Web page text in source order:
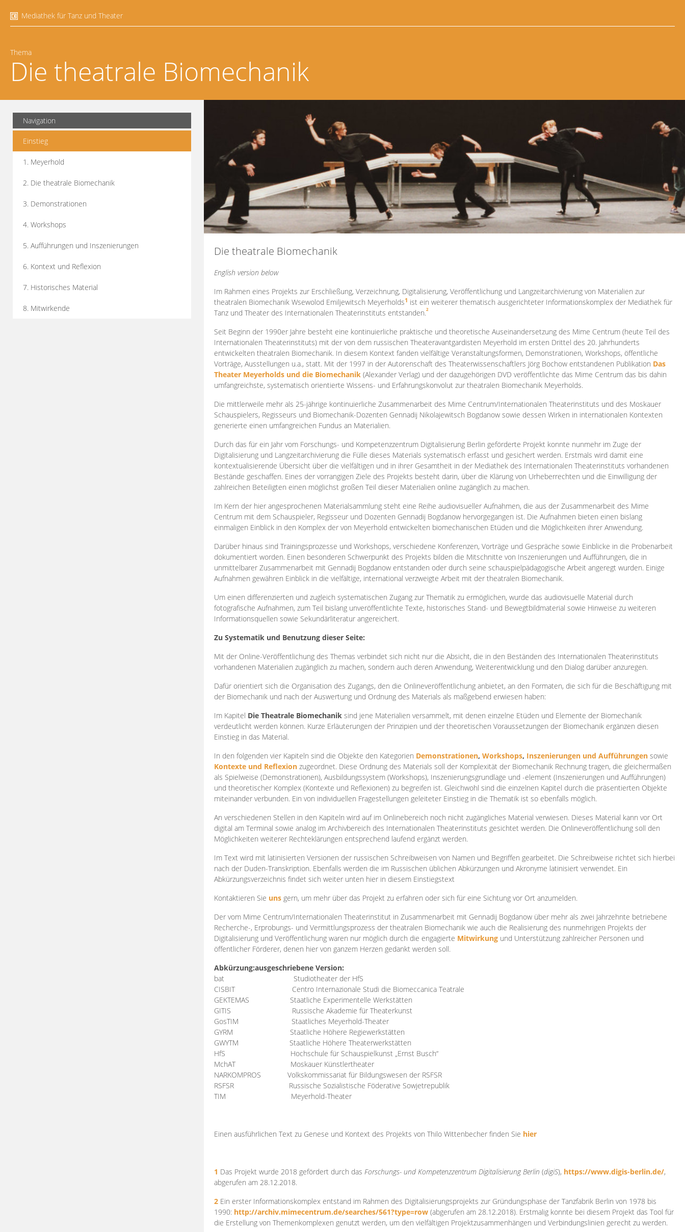
Mediathek für Tanz und Theater
Thema
Die theatrale Biomechanik
Navigation
Einstieg
1. Meyerhold
2. Die theatrale Biomechanik
3. Demonstrationen
4. Workshops
5. Aufführungen und Inszenierungen
6. Kontext und Reflexion
7. Historisches Material
8. Mitwirkende
Die theatrale Biomechanik
English version below
Im Rahmen eines Projekts zur Erschließung, Verzeichnung, Digitalisierung, Veröffentlichung und Langzeitarchivierung von Materialien zur
theatralen Biomechanik Wsewolod Emiljewitsch Meyerholds1 ist ein weiterer thematisch ausgerichteter Informationskomplex der Mediathek für
Tanz und Theater des Internationalen Theaterinstituts entstanden.2
Seit Beginn der 1990er Jahre besteht eine kontinuierliche praktische und theoretische Auseinandersetzung des Mime Centrum (heute Teil des
Internationalen Theaterinstituts) mit der von dem russischen Theateravantgardisten Meyerhold im ersten Drittel des 20. Jahrhunderts
entwickelten theatralen Biomechanik. In diesem Kontext fanden vielfältige Veranstaltungsformen, Demonstrationen, Workshops, öffentliche
Vorträge, Ausstellungen u.a., statt. Mit der 1997 in der Autorenschaft des Theaterwissenschaftlers Jörg Bochow entstandenen Publikation Das
Theater Meyerholds und die Biomechanik (Alexander Verlag) und der dazugehörigen DVD veröffentlichte das Mime Centrum das bis dahin
umfangreichste, systematisch orientierte Wissens- und Erfahrungskonvolut zur theatralen Biomechanik Meyerholds.
Die mittlerweile mehr als 25-jährige kontinuierliche Zusammenarbeit des Mime Centrum/Internationalen Theaterinstituts und des Moskauer
Schauspielers, Regisseurs und Biomechanik-Dozenten Gennadij Nikolajewitsch Bogdanow sowie dessen Wirken in internationalen Kontexten
generierte einen umfangreichen Fundus an Materialien.
Durch das für ein Jahr vom Forschungs- und Kompetenzzentrum Digitalisierung Berlin geförderte Projekt konnte nunmehr im Zuge der
Digitalisierung und Langzeitarchivierung die Fülle dieses Materials systematisch erfasst und gesichert werden. Erstmals wird damit eine
kontextualisierende Übersicht über die vielfältigen und in ihrer Gesamtheit in der Mediathek des Internationalen Theaterinstituts vorhandenen
Bestände geschaffen. Eines der vorrangigen Ziele des Projekts besteht darin, über die Klärung von Urheberrechten und die Einwilligung der
zahlreichen Beteiligten einen möglichst großen Teil dieser Materialien online zugänglich zu machen.
Im Kern der hier angesprochenen Materialsammlung steht eine Reihe audiovisueller Aufnahmen, die aus der Zusammenarbeit des Mime
Centrum mit dem Schauspieler, Regisseur und Dozenten Gennadij Bogdanow hervorgegangen ist. Die Aufnahmen bieten einen bislang
einmaligen Einblick in den Komplex der von Meyerhold entwickelten biomechanischen Etüden und die Möglichkeiten ihrer Anwendung.
Darüber hinaus sind Trainingsprozesse und Workshops, verschiedene Konferenzen, Vorträge und Gespräche sowie Einblicke in die Probenarbeit
dokumentiert worden. Einen besonderen Schwerpunkt des Projekts bilden die Mitschnitte von Inszenierungen und Aufführungen, die in
unmittelbarer Zusammenarbeit mit Gennadij Bogdanow entstanden oder durch seine schauspielpädagogische Arbeit angeregt wurden. Einige
Aufnahmen gewähren Einblick in die vielfältige, international verzweigte Arbeit mit der theatralen Biomechanik.
Um einen differenzierten und zugleich systematischen Zugang zur Thematik zu ermöglichen, wurde das audiovisuelle Material durch
fotografische Aufnahmen, zum Teil bislang unveröffentlichte Texte, historisches Stand- und Bewegtbildmaterial sowie Hinweise zu weiteren
Informationsquellen sowie Sekundärliteratur angereichert.
Zu Systematik und Benutzung dieser Seite:
Mit der Online-Veröffentlichung des Themas verbindet sich nicht nur die Absicht, die in den Beständen des Internationalen Theaterinstituts
vorhandenen Materialien zugänglich zu machen, sondern auch deren Anwendung, Weiterentwicklung und den Dialog darüber anzuregen.
Dafür orientiert sich die Organisation des Zugangs, den die Onlineveröffentlichung anbietet, an den Formaten, die sich für die Beschäftigung mit
der Biomechanik und nach der Auswertung und Ordnung des Materials als maßgebend erwiesen haben:
Im Kapitel Die Theatrale Biomechanik sind jene Materialien versammelt, mit denen einzelne Etüden und Elemente der Biomechanik
verdeutlicht werden können. Kurze Erläuterungen der Prinzipien und der theoretischen Voraussetzungen der Biomechanik ergänzen diesen
Einstieg in das Material.
In den folgenden vier Kapiteln sind die Objekte den Kategorien Demonstrationen, Workshops, Inszenierungen und Aufführungen sowie
Kontexte und Reflexion zugeordnet. Diese Ordnung des Materials soll der Komplexität der Biomechanik Rechnung tragen, die gleichermaßen
als Spielweise (Demonstrationen), Ausbildungssystem (Workshops), Inszenierungsgrundlage und -element (Inszenierungen und Aufführungen)
und theoretischer Komplex (Kontexte und Reflexionen) zu begreifen ist. Gleichwohl sind die einzelnen Kapitel durch die präsentierten Objekte
miteinander verbunden. Ein von individuellen Fragestellungen geleiteter Einstieg in die Thematik ist so ebenfalls möglich.
An verschiedenen Stellen in den Kapiteln wird auf im Onlinebereich noch nicht zugängliches Material verwiesen. Dieses Material kann vor Ort
digital am Terminal sowie analog im Archivbereich des Internationalen Theaterinstituts gesichtet werden. Die Onlineveröffentlichung soll den
Möglichkeiten weiterer Rechteklärungen entsprechend laufend ergänzt werden.
Im Text wird mit latinisierten Versionen der russischen Schreibweisen von Namen und Begriffen gearbeitet. Die Schreibweise richtet sich hierbei
nach der Duden-Transkription. Ebenfalls werden die im Russischen üblichen Abkürzungen und Akronyme latinisiert verwendet. Ein
Abkürzungsverzeichnis findet sich weiter unten hier in diesem Einstiegstext
Kontaktieren Sie uns gern, um mehr über das Projekt zu erfahren oder sich für eine Sichtung vor Ort anzumelden.
Der vom Mime Centrum/Internationalen Theaterinstitut in Zusammenarbeit mit Gennadij Bogdanow über mehr als zwei Jahrzehnte betriebene
Recherche-, Erprobungs- und Vermittlungsprozess der theatralen Biomechanik wie auch die Realisierung des nunmehrigen Projekts der
Digitalisierung und Veröffentlichung waren nur möglich durch die engagierte Mitwirkung und Unterstützung zahlreicher Personen und
öffentlicher Förderer, denen hier von ganzem Herzen gedankt werden soll.
Abkürzung:ausgeschriebene Version:
bat
Studiotheater der HfS
CISBIT
Centro Internazionale Studi die Biomeccanica Teatrale
GEKTEMAS
Staatliche Experimentelle Werkstätten
GITIS
Russische Akademie für Theaterkunst
GosTIM
Staatliches Meyerhold-Theater
GYRM
Staatliche Höhere Regiewerkstätten
GWYTM
Staatliche Höhere Theaterwerkstätten
HfS
Hochschule für Schauspielkunst „Ernst Busch“
MchAT
Moskauer Künstlertheater
NARKOMPROS
Volkskommissariat für Bildungswesen der RSFSR
RSFSR
Russische Sozialistische Föderative Sowjetrepublik
TIM Meyerhold-Theater
Einen ausführlichen Text zu Genese und Kontext des Projekts von Thilo Wittenbecher finden Sie hier
1 Das Projekt wurde 2018 gefördert durch das Forschungs- und Kompetenzzentrum DigitalisierungBerlin (digiS), https://www.digis-berlin.de/,
abgerufen am 28.12.2018.
2 Ein erster Informationskomplex entstand im Rahmen des Digitalisierungsprojekts zur Gründungsphase der Tanzfabrik Berlin von 1978 bis
1990: http://archiv.mimecentrum.de/searches/561?type=row (abgerufen am 28.12.2018). Erstmalig konnte bei diesem Projekt das Tool für
die Erstellung von Themenkomplexen genutzt werden, um den vielfältigen Projektzusammenhängen und Verbindungslinien gerecht zu werden.